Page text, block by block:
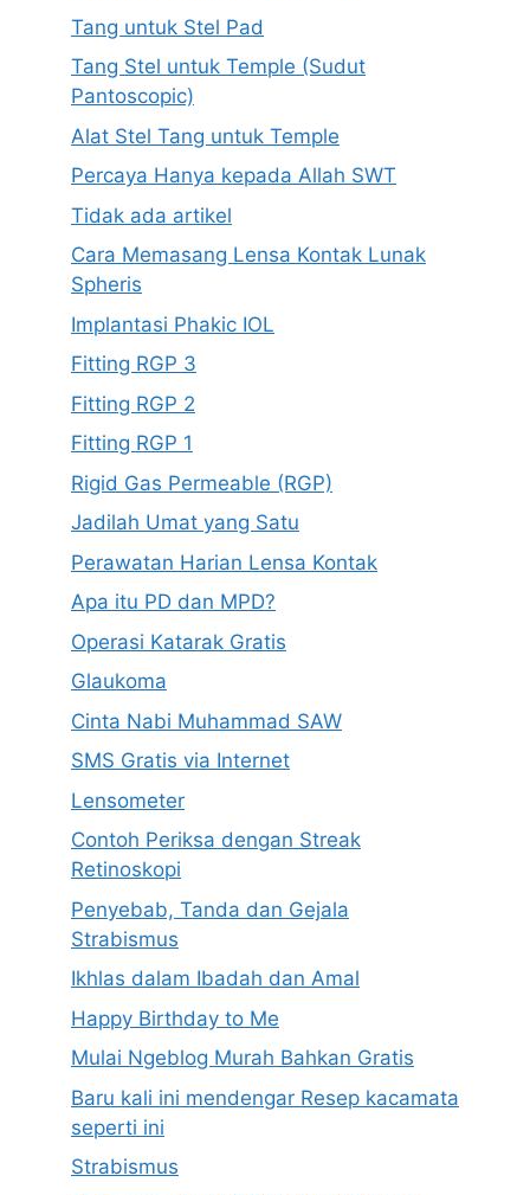
Tang untuk Stel Pad
Tang Stel untuk Temple (Sudut
Pantoscopic)
Alat Stel Tang untuk Temple
Percaya Hanya kepada Allah SWT
Tidak ada artikel
Cara Memasang Lensa Kontak Lunak
Spheris
Implantasi Phakic IOL
Fitting RGP 3
Fitting RGP 2
Fitting RGP 1
Rigid Gas Permeable (RGP)
Jadilah Umat yang Satu
Perawatan Harian Lensa Kontak
Apa itu PD dan MPD?
Operasi Katarak Gratis
Glaukoma
Cinta Nabi Muhammad SAW
SMS Gratis via Internet
Lensometer
Contoh Periksa dengan Streak
Retinoskopi
Penyebab, Tanda dan Gejala
Strabismus
Ikhlas dalam Ibadah dan Amal
Happy Birthday to Me
Mulai Ngeblog Murah Bahkan Gratis
Baru kali ini mendengar Resep kacamata
seperti ini
Strabismus